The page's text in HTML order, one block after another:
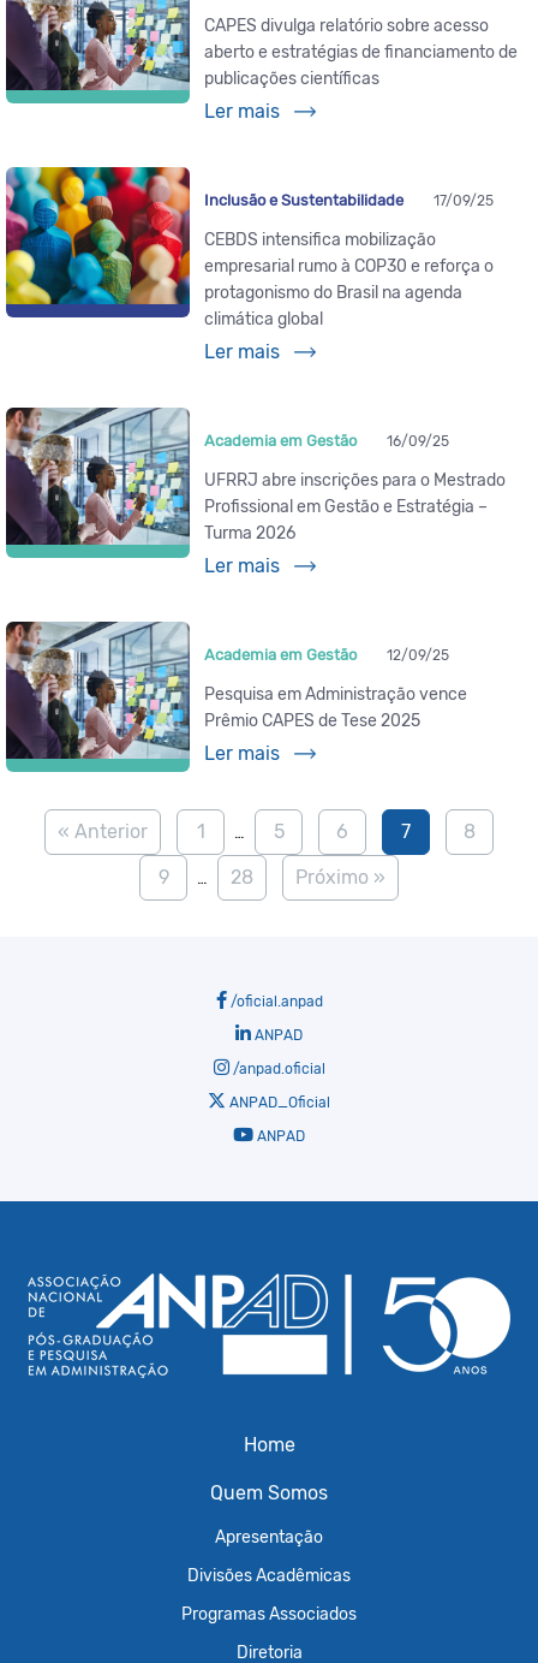
CAPES divulga relatório sobre acesso
aberto e estratégias de financiamento de
publicações científicas
Ler mais
Inclusão e Sustentabilidade 17/09/25
CEBDS intensifica mobilização
empresarial rumo à COP30 e reforça o
protagonismo do Brasil na agenda
climática global
Ler mais
Academia em Gestão 16/09/25
UFRRJ abre inscrições para o Mestrado
Profissional em Gestão e Estratégia –
Turma 2026
Ler mais
Academia em Gestão 12/09/25
Pesquisa em Administração vence
Prêmio CAPES de Tese 2025
Ler mais
« Anterior 1 … 5 6 7
8
9
… 28 Próximo »
/oficial.anpad
ANPAD
/anpad.oficial
ANPAD_Oficial
ANPAD
Home
Quem Somos
Apresentação
Divisões Acadêmicas
Programas Associados
Diretoria